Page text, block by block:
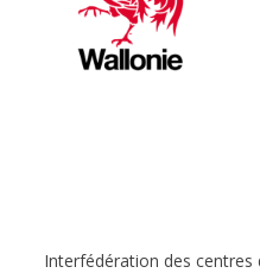
Interfédération des centres